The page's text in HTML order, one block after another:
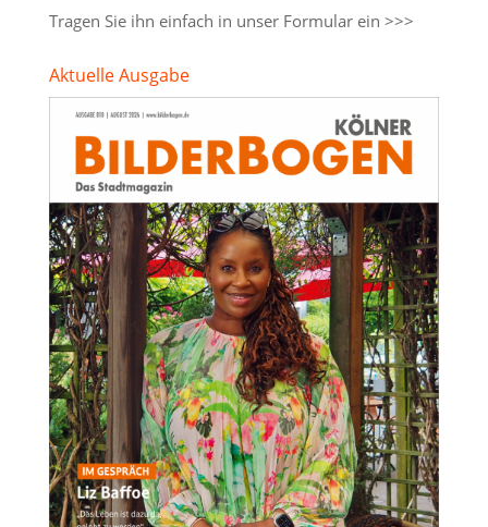
Tragen Sie ihn einfach in unser Formular ein >>>
Aktuelle Ausgabe